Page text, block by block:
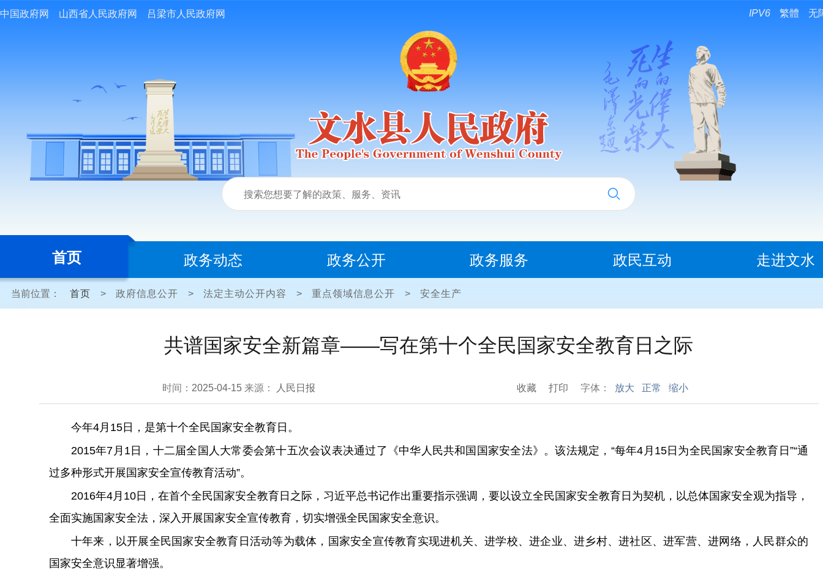
中国政府网 山西省人民政府网 吕梁市人民政府网 IPV6 繁體 无
首页 政务动态 政务公开 政务服务 政民互动 走进文水
当前位置： 首页 > 政府信息公开 > 法定主动公开内容 > 重点领域信息公开 > 安全生产
共谱国家安全新篇章——写在第十个全民国家安全教育日之际
时间： 2025-04-15 来源： 人民日报 收藏 打印 字体： 放大 正常 缩小
今年4月15日，是第十个全民国家安全教育日。
2015年7月1日，十二届全国人大常委会第十五次会议表决通过了《中华人民共和国国家安全法》。该法规定，“每年4月15日为全民国家安全教育日”“通
过多种形式开展国家安全宣传教育活动”。
2016年4月10日，在首个全民国家安全教育日之际，习近平总书记作出重要指示强调，要以设立全民国家安全教育日为契机，以总体国家安全观为指导，
全面实施国家安全法，深入开展国家安全宣传教育，切实增强全民国家安全意识。
十年来，以开展全民国家安全教育日活动等为载体，国家安全宣传教育实现进机关、进学校、进企业、进乡村、进社区、进军营、进网络，人民群众的
国家安全意识显著增强。